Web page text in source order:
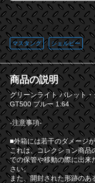
この商品に登録されている
マスタング シェルビー
商品の説明
グリーンライト バレット
GT500 ブルー 1:64
-注意事項-
■外箱には若干のダメージ
これは、コレクション商品
での保管や移動の際に出来
さい。
また、開封された形跡のあ